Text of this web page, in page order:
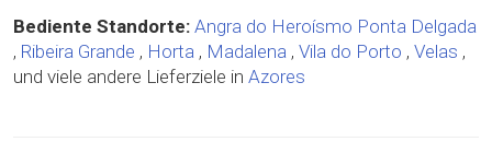
Bediente Standorte: Angra do Heroísmo Ponta Delgada
, Ribeira Grande , Horta , Madalena , Vila do Porto , Velas ,
und viele andere Lieferziele in Azores